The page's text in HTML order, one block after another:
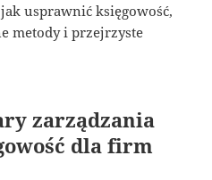
usprawnić księgowość,
metody i przejrzyste
zarządzania
dla firm